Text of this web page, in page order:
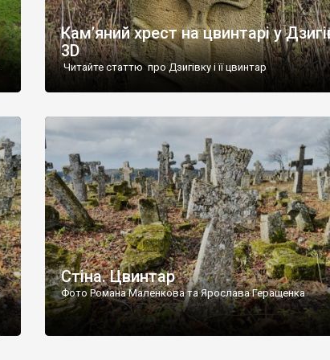
Кам’яний хрест на цвинтарі у
3D
Читайте статтю про Дзигівку і її цвинтар
Стіна. Цвинтар
Фото Романа Маленкова та Ярослава Геращенка